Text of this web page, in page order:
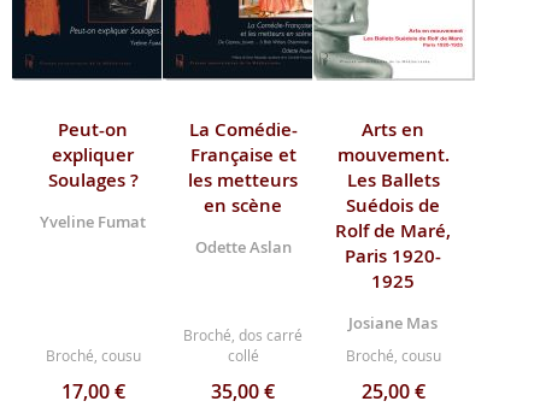
Peut-on
expliquer
Soulages ?
Yveline Fumat
Broché, cousu
17,00 €
La Comédie-
Française et
les metteurs
en scène
Odette Aslan
Broché, dos carré
collé
35,00 €
Arts en
mouvement.
Les Ballets
Suédois de
Rolf de Maré,
Paris 1920-
1925
Josiane Mas
Broché, cousu
25,00 €